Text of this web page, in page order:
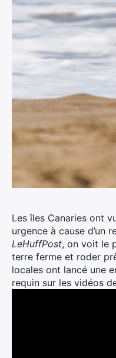
Les îles Canaries ont
urgence à cause d’un
LeHuffPost, on voit le
terre ferme et roder
locales ont lancé une
requin sur les vidéos